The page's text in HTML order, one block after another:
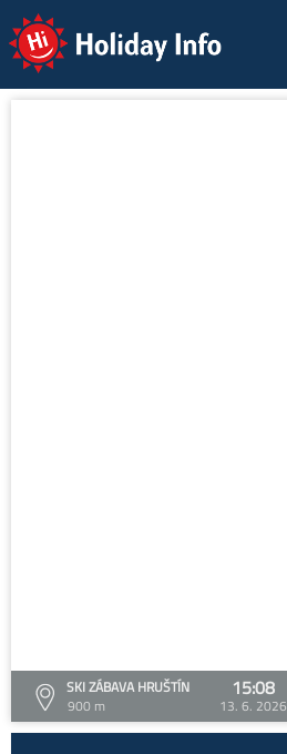
Holiday Info
SKI ZÁBAVA HRUŠTÍN
900 m
15:08
13. 6. 2026